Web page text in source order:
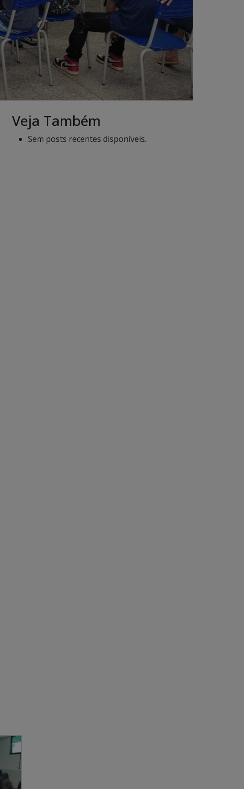
Veja Também
Sem posts recentes disponíveis.